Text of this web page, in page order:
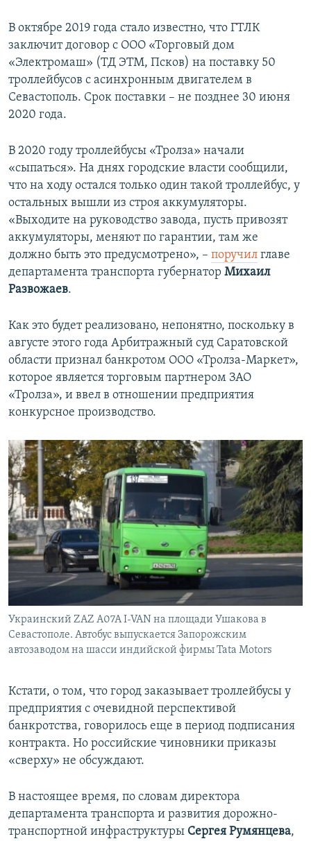
В октябре 2019 года стало известно, что ГТЛК
заключит договор с ООО «Торговый дом
«Электромаш» (ТД ЭТМ, Псков) на поставку 50
троллейбусов с асинхронным двигателем в
Севастополь. Срок поставки – не позднее 30 июня
2020 года.
В 2020 году троллейбусы «Тролза» начали
«сыпаться». На днях городские власти сообщили,
что на ходу остался только один такой троллейбус, у
остальных вышли из строя аккумуляторы.
«Выходите на руководство завода, пусть привозят
аккумуляторы, меняют по гарантии, там же
должно быть это предусмотрено», – поручил главе
департамента транспорта губернатор Михаил
Развожаев.
Как это будет реализовано, непонятно, поскольку в
августе этого года Арбитражный суд Саратовской
области признал банкротом ООО «Тролза-Маркет»,
которое является торговым партнером ЗАО
«Тролза», и ввел в отношении предприятия
конкурсное производство.
Украинский ZAZ A07A I-VAN на площади Ушакова в
Севастополе. Автобус выпускается Запорожским
автозаводом на шасси индийской фирмы Tata Motors
Кстати, о том, что город заказывает троллейбусы у
предприятия с очевидной перспективой
банкротства, говорилось еще в период подписания
контракта. Но российские чиновники приказы
«сверху» не обсуждают.
В настоящее время, по словам директора
департамента транспорта и развития дорожно-
транспортной инфраструктуры Сергея Румянцева,